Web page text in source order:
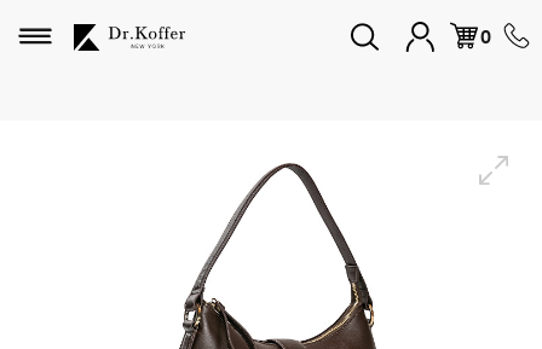
0
Избранное
Дорожная коллекция
Мужская коллекция
Женская коллекция